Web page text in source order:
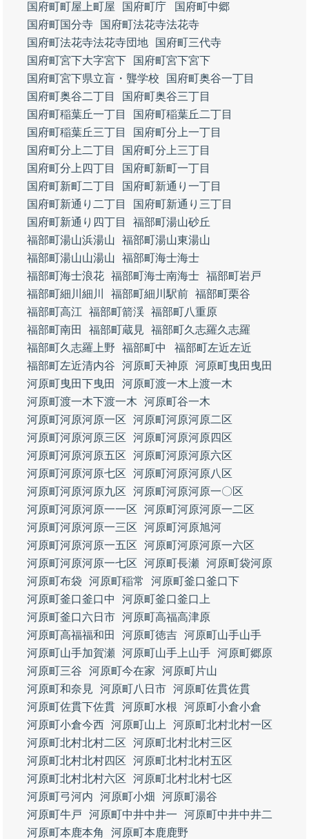
国府町町屋上町屋
国府町庁
国府町中郷
国府町国分寺
国府町法花寺法花寺
国府町法花寺法花寺団地
国府町三代寺
国府町宮下大字宮下
国府町宮下宮下
国府町宮下県立盲・聾学校
国府町奥谷一丁目
国府町奥谷二丁目
国府町奥谷三丁目
国府町稲葉丘一丁目
国府町稲葉丘二丁目
国府町稲葉丘三丁目
国府町分上一丁目
国府町分上二丁目
国府町分上三丁目
国府町分上四丁目
国府町新町一丁目
国府町新町二丁目
国府町新通り一丁目
国府町新通り二丁目
国府町新通り三丁目
国府町新通り四丁目
福部町湯山砂丘
福部町湯山浜湯山
福部町湯山東湯山
福部町湯山山湯山
福部町海士海士
福部町海士浪花 福部町海士南海士 福部町岩戸
福部町細川細川
福部町細川駅前 福部町栗谷
福部町高江
福部町箭渓 福部町八重原
福部町南田
福部町蔵見
福部町久志羅久志羅
福部町久志羅上野
福部町中
福部町左近左近
福部町左近清内谷
河原町天神原 河原町曳田曳田
河原町曳田下曳田
河原町渡一木上渡一木
河原町渡一木下渡一木
河原町谷一木
河原町河原河原一区
河原町河原河原二区
河原町河原河原三区
河原町河原河原四区
河原町河原河原五区
河原町河原河原六区
河原町河原河原七区
河原町河原河原八区
河原町河原河原九区
河原町河原河原一〇区
河原町河原河原一一区
河原町河原河原一二区
河原町河原河原一三区
河原町河原旭河
河原町河原河原一五区
河原町河原河原一六区
河原町河原河原一七区
河原町長瀬 河原町袋河原
河原町布袋
河原町稲常
河原町釜口釜口下
河原町釜口釜口中
河原町釜口釜口上
河原町釜口六日市 河原町高福高津原
河原町高福福和田
河原町徳吉 河原町山手山手
河原町山手加賀瀬 河原町山手上山手 河原町郷原
河原町三谷
河原町今在家
河原町片山
河原町和奈見
河原町八日市 河原町佐貫佐貫
河原町佐貫下佐貫 河原町水根
河原町小倉小倉
河原町小倉今西 河原町山上
河原町北村北村一区
河原町北村北村二区
河原町北村北村三区
河原町北村北村四区
河原町北村北村五区
河原町北村北村六区
河原町北村北村七区
河原町弓河内
河原町小畑
河原町湯谷
河原町牛戸
河原町中井中井一
河原町中井中井二
河原町本鹿本角
河原町本鹿鹿野